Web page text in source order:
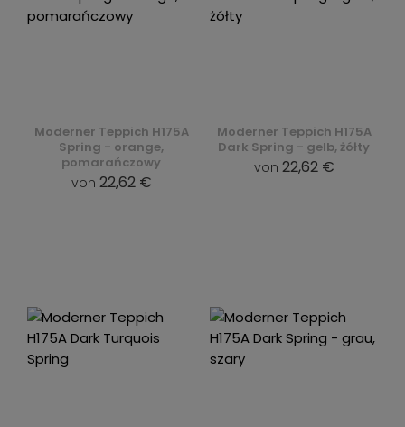
Moderner Teppich H175A
Spring - orange,
pomarańczowy
von 22,62 €
Moderner Teppich H175A
Dark Spring - gelb, żółty
von 22,62 €